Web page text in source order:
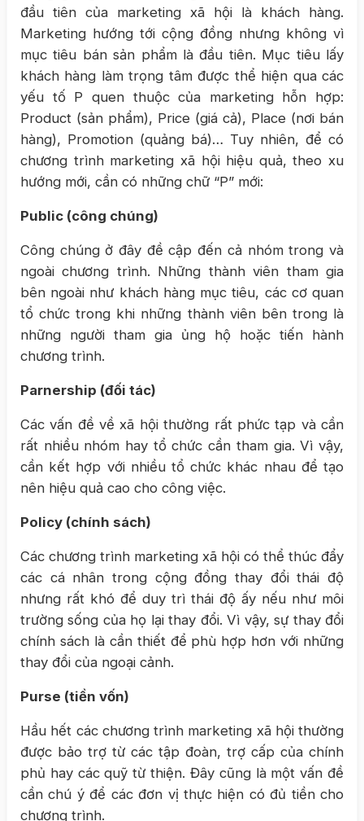
đầu tiên của marketing xã hội là khách hàng.
Marketing hướng tới cộng đồng nhưng không vì
mục tiêu bán sản phẩm là đầu tiên. Mục tiêu lấy
khách hàng làm trọng tâm được thể hiện qua các
yếu tố P quen thuộc của marketing hỗn hợp:
Product (sản phẩm), Price (giá cả), Place (nơi bán
hàng), Promotion (quảng bá)… Tuy nhiên, để có
chương trình marketing xã hội hiệu quả, theo xu
hướng mới, cần có những chữ “P” mới:
Public (công chúng)
Công chúng ở đây đề cập đến cả nhóm trong và
ngoài chương trình. Những thành viên tham gia
bên ngoài như khách hàng mục tiêu, các cơ quan
tổ chức trong khi những thành viên bên trong là
những người tham gia ủng hộ hoặc tiến hành
chương trình.
Parnership (đối tác)
Các vấn đề về xã hội thường rất phức tạp và cần
rất nhiều nhóm hay tổ chức cần tham gia. Vì vậy,
cần kết hợp với nhiều tổ chức khác nhau để tạo
nên hiệu quả cao cho công việc.
Policy (chính sách)
Các chương trình marketing xã hội có thể thúc đẩy
các cá nhân trong cộng đồng thay đổi thái độ
nhưng rất khó để duy trì thái độ ấy nếu như môi
trường sống của họ lại thay đổi. Vì vậy, sự thay đổi
chính sách là cần thiết để phù hợp hơn với những
thay đổi của ngoại cảnh.
Purse (tiền vốn)
Hầu hết các chương trình marketing xã hội thường
được bảo trợ từ các tập đoàn, trợ cấp của chính
phủ hay các quỹ từ thiện. Đây cũng là một vấn đề
cần chú ý để các đơn vị thực hiện có đủ tiền cho
chương trình.